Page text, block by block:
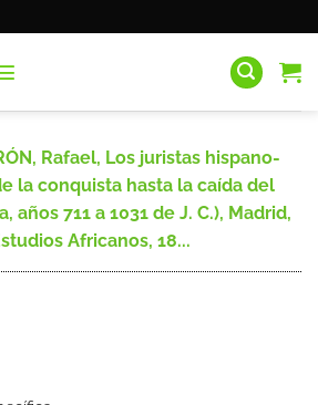
Rafael, Los juristas hispano-
la conquista hasta la caída del
años 711 a 1031 de J. C.), Madrid,
Africanos, 18...